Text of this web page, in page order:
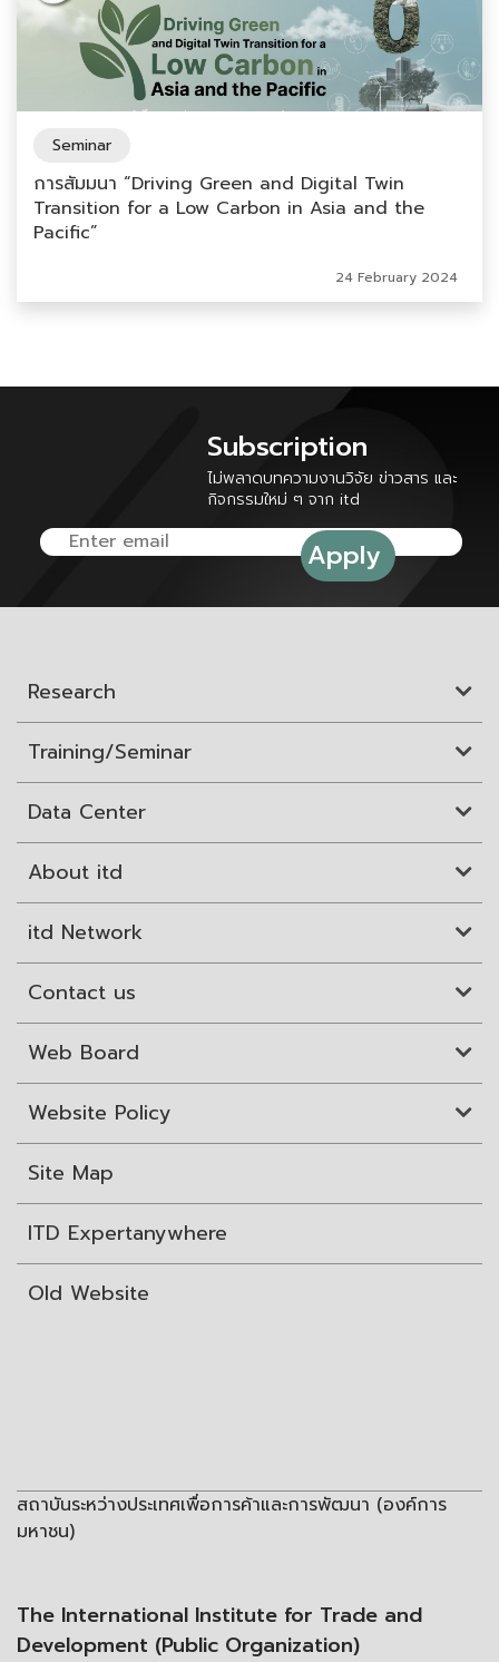
Seminar
การสัมมนา “Driving Green and Digital Twin
Transition for a Low Carbon in Asia and the
Pacific”
24 February 2024
Subscription
ไม่พลาดบทความงานวิจัย ข่าวสาร และ
กิจกรรมใหม่ ๆ จาก itd
Research
Training/Seminar
Data Center
About itd
itd Network
Contact us
Web Board
Website Policy
Site Map
ITD Expertanywhere
Old Website
สถาบันระหว่างประเทศเพื่อการค้าและการพัฒนา (องค์การ
มหาชน)
The International Institute for Trade and
Development (Public Organization)